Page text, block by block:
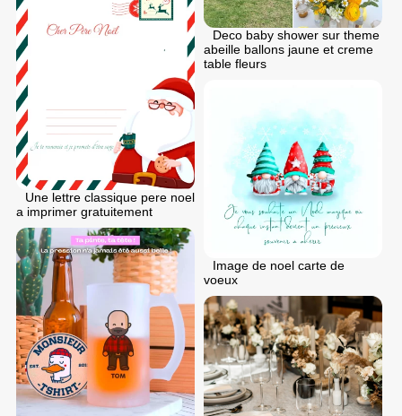
Deco baby shower sur theme
abeille ballons jaune et creme
table fleurs
Une lettre classique pere noel
a imprimer gratuitement
Image de noel carte de
voeux